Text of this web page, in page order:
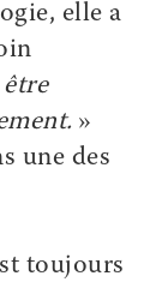
elle a
être
»
une des
toujours